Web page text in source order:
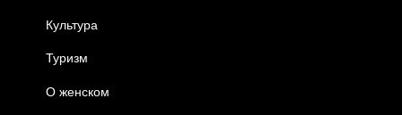
Культура
Туризм
О женском